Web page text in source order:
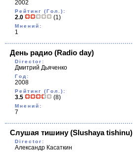
2002
Рейтинг (Гол.):
2.0 (1)
Мнений:
1
День радио (Radio day)
Director:
Дмитрий Дьяченко
Год:
2008
Рейтинг (Гол.):
3.5 (8)
Мнений:
7
Слушая тишину(Slushaya tishinu)
Director:
Александр Касаткин